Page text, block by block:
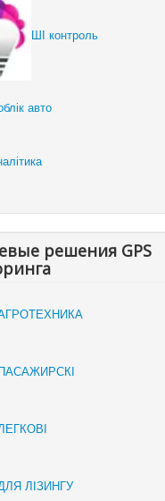
ШІ контроль
авто
решения GPS
ЛІЗИНГУ